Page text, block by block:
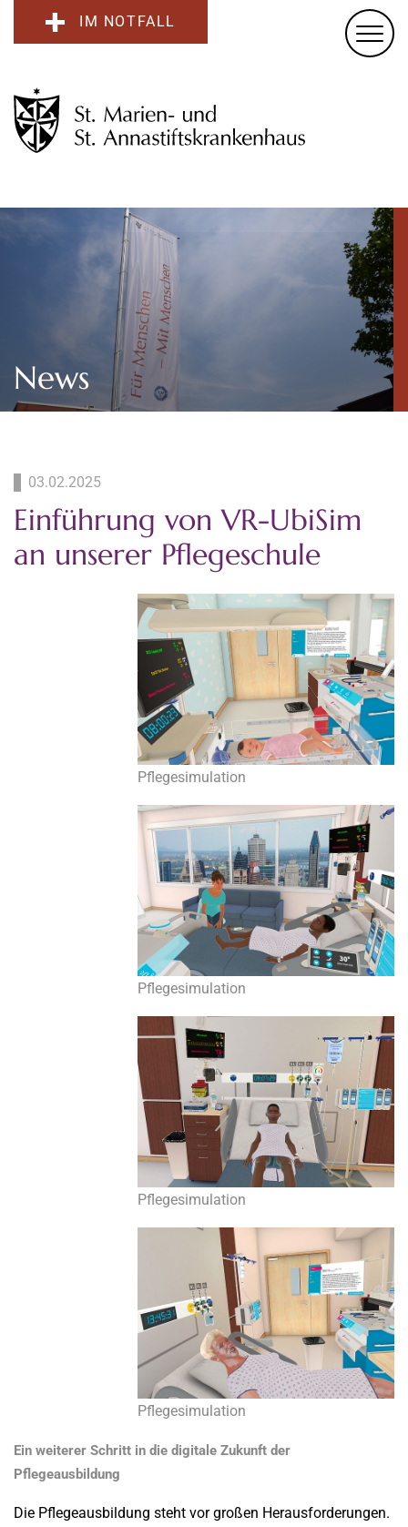
IM NOTFALL
News
03.02.2025
Einführung von VR-UbiSim
an unserer Pflegeschule
Ein weiterer Schritt in die digitale Zukunft der
Pflegeausbildung
Die Pflegeausbildung steht vor großen Herausforderungen.
Pflegesimulation
Pflegesimulation
Pflegesimulation
Pflegesimulation